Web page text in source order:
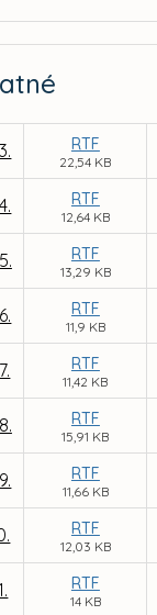
RTF
22,54 KB
RTF
12,64 KB
RTF
13,29 KB
RTF
11,9 KB
RTF
11,42 KB
RTF
15,91 KB
RTF
11,66 KB
RTF
12,03 KB
RTF
14 KB